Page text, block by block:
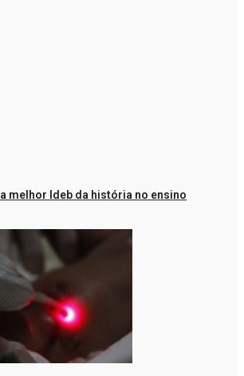
melhor Ideb da história no ensino